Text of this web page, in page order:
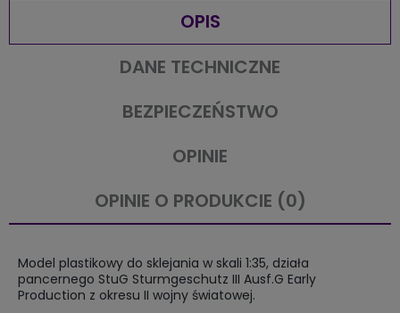
OPIS
DANE TECHNICZNE
BEZPIECZEŃSTWO
OPINIE
OPINIE O PRODUKCIE (0)
Model plastikowy do sklejania w skali 1:35, działa
pancernego StuG Sturmgeschutz III Ausf.G Early
Production z okresu II wojny światowej.